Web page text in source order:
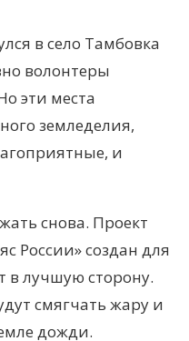
в село Тамбовка
волонтеры
эти места
земледелия,
и
снова. Проект
России» создан для
в лучшую сторону.
смягчать жару и
дожди.